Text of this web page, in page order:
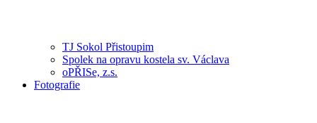
TJ Sokol Přistoupim
Spolek na opravu kostela sv. Václava
oPŘISe, z.s.
Fotografie